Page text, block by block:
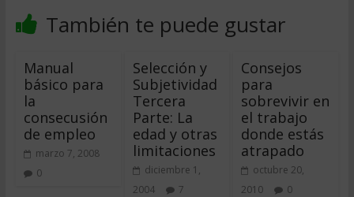
También te puede gustar
Manual
básico para
la
consecusión
de empleo
marzo 7, 2008
0
Selección y
Subjetividad 
Tercera
Parte: La
edad y otras
limitaciones
diciembre 1,
2004
7
Consejos
para
sobrevivir en
el trabajo
donde estás
atrapado
octubre 20,
2010
0